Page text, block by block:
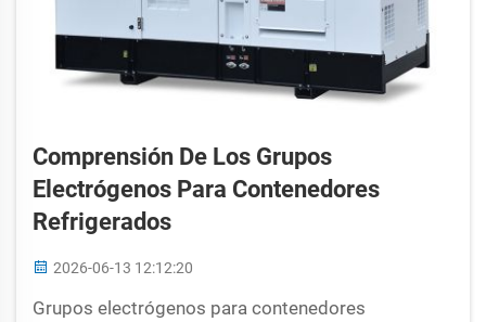
Comprensión De Los Grupos
Electrógenos Para Contenedores
Refrigerados
2026-06-13 12:12:20
Grupos electrógenos para contenedores